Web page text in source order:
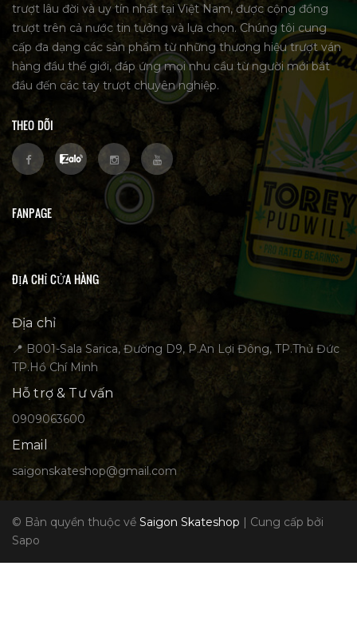
trượt lâu đời và uy tín nhất tại Việt Nam, được cộng đồng
trượt trên cả nước tin tưởng và lựa chọn. Chúng tôi cung
cấp đa dạng các sản phẩm từ những thương hiệu trượt ván
hàng đầu thế giới, đáp ứng mọi nhu cầu từ người mới bắt
đầu đến các tay trượt chuyên nghiệp.
THEO DÕI
FANPAGE
ĐỊA CHỈ CỬA HÀNG
Địa chỉ
📍 B001-Sala Sarica, Đường D9, P.An Lợi Đông, TP.Thủ Đức
TP.Hồ Chí Minh
Hỗ trợ & Tư vấn
0909063600
Email
saigonskateshop@gmail.com
© Bản quyền thuộc về Saigon Skateshop | Cung cấp bởi
Sapo